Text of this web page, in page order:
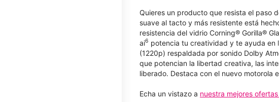
Quieres un producto que resista el paso
suave al tacto y más resistente está
resistencia del vidrio Corning® Gorilla®
ai6 potencia tu creatividad y te ayuda en
(1220p) respaldada por sonido Dolby
que potencian la libertad creativa, las
liberado. Destaca con el nuevo motorola
Echa un vistazo a nuestra mejores